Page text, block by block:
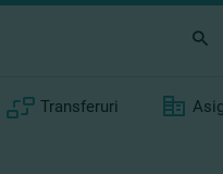
Transferuri